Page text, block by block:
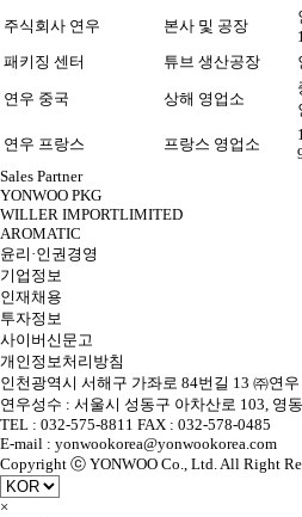
주식회사 연우
본사 및 공장
패키징 센터
튜브 생산공장
연우 중국 상해 영업소
연우 프랑스
프랑스 영업소
Sales Partner
YONWOO PKG
WILLER IMPORTLIMITED
AROMATIC
윤리·인권경영
기업정보
인재채용
투자정보
사이버신문고
개인정보처리방침
인천광역시 서해구 가좌로 84번길 13 ㈜연우
연우성수 : 서울시 성동구 아차산로 103, 영
TEL : 032-575-8811 FAX : 032-578-0485
E-mail : yonwookorea@yonwookorea.com
Copyright ⓒ YONWOO Co., Ltd. All Right
×